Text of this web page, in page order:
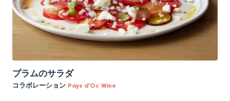
プラムのサラダ
コラボレーション Pays d'Oc Wine